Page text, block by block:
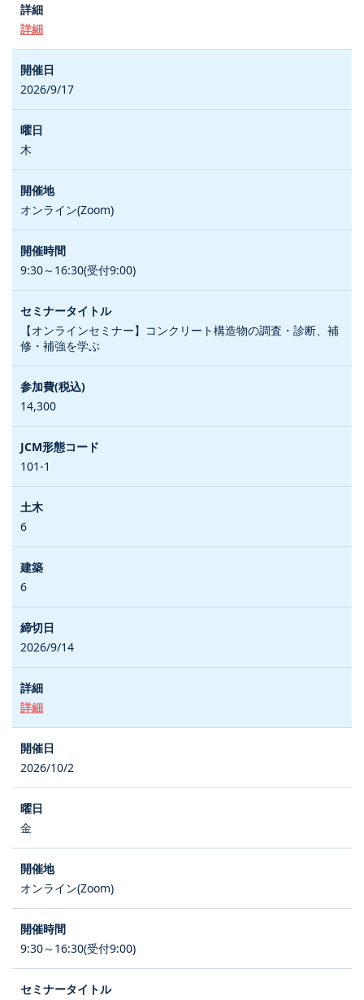
詳細
2026/9/17
木
オンライン(Zoom)
9:30～16:30(受付9:00)
【オンラインセミナー】コンクリート構造物の調査・診断、補
修・補強を学ぶ
14,300
101-1
6
6
2026/9/14
詳細
2026/10/2
金
オンライン(Zoom)
9:30～16:30(受付9:00)